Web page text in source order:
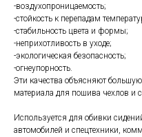
-воздухопроницаемость;
-стойкость к перепадам
-стабильность цвета и формы;
-неприхотливость в уходе;
-экологическая безопасность;
-огнеупорность.
Эти качества объясняют
материала для пошива чехлов и
Используется для обивки
автомобилей и спецтехники,